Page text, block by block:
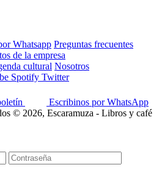
Whatsapp Preguntas frecuentes
de la empresa
cultural Nosotros
Spotify Twitter
Escribinos por WhatsApp
© 2026, Escaramuza - Libros y café